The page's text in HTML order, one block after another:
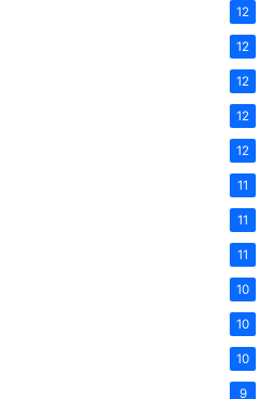
12
12
12
12
12
11
11
11
10
10
10
9